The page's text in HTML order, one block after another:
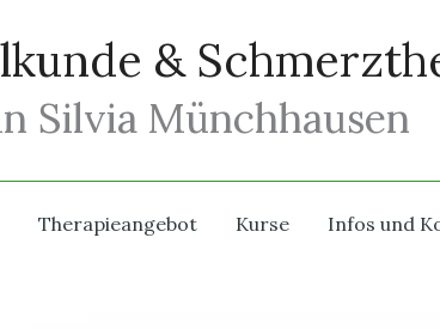
&
Silvia Münchhausen
Therapieangebot Kurse Infos und